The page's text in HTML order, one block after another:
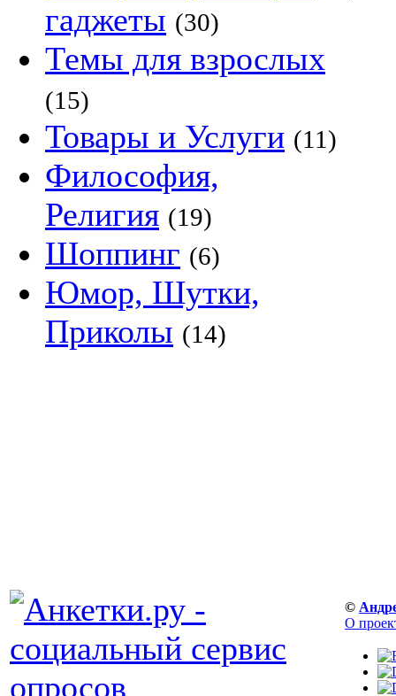
гаджеты (30)
Темы для взрослых
(15)
Товары и Услуги (11)
Философия,
Религия (19)
Шоппинг (6)
Юмор, Шутки,
Приколы (14)
©
О